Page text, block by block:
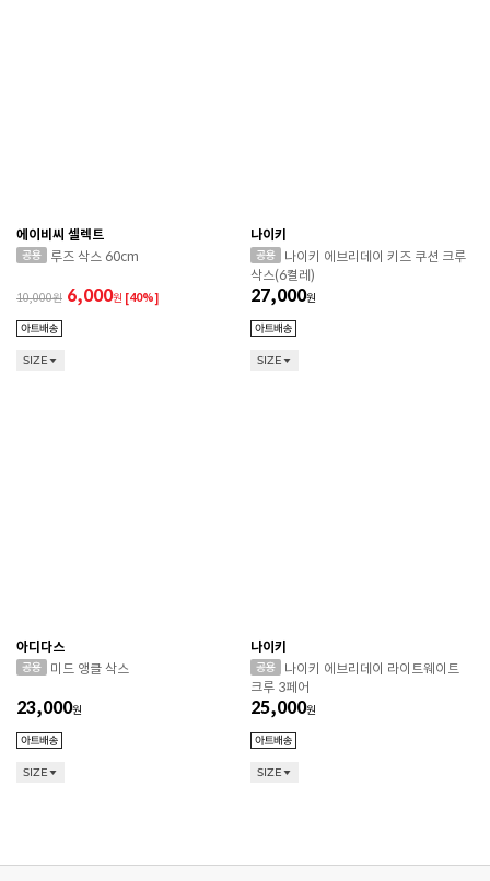
에이비씨 셀렉트
루즈 삭스 60cm
10,000 6,000원 [40%]
SIZE
나이키
나이키 에브리데이 키즈 쿠션 크루
삭스(6켤레)
27,000원
SIZE
아디다스
미드 앵클 삭스
23,000원
SIZE
나이키
나이키 에브리데이 라이트웨이트
크루 3페어
25,000원
SIZE
CONVERSE 소비자가 변동 안내
ASICS 소비자가 변동 안내